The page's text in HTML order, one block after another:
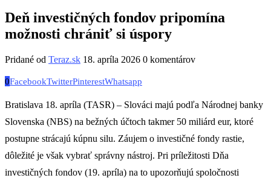
Deň investičných fondov pripomína
možnosti chrániť si úspory
Pridané od Teraz.sk 18. apríla 2026 0 komentárov
0FacebookTwitterPinterestWhatsapp
Bratislava 18. apríla (TASR) – Slováci majú podľa Národnej banky
Slovenska (NBS) na bežných účtoch takmer 50 miliárd eur, ktoré
postupne strácajú kúpnu silu. Záujem o investičné fondy rastie,
dôležité je však vybrať správny nástroj. Pri príležitosti Dňa
investičných fondov (19. apríla) na to upozorňujú spoločnosti